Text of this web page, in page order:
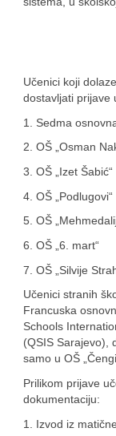
Učenici koji
dostavljati prijave
1. Sedma
2. OŠ „Osman
3. OŠ „Izet Šabić“
4. OŠ „Podlugovi“
5. OŠ
6. OŠ „6. mart“
7. OŠ „Silvije
Učenici stranih
Francuska
Schools
(QSIS Sarajevo),
samo u OŠ
Prilikom prijave
dokumentaciju:
1. Izvod iz